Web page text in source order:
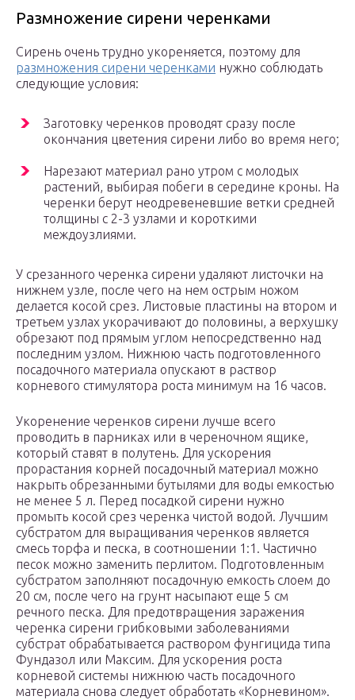
Размножение сирени черенками
Сирень очень трудно укореняется, поэтому для
размножения сирени черенками нужно соблюдать
следующие условия:
Заготовку черенков проводят сразу после
окончания цветения сирени либо во время него;
Нарезают материал рано утром с молодых
растений, выбирая побеги в середине кроны. На
черенки берут неодревеневшие ветки средней
толщины с 2-3 узлами и короткими
междоузлиями.
У срезанного черенка сирени удаляют листочки на
нижнем узле, после чего на нем острым ножом
делается косой срез. Листовые пластины на втором и
третьем узлах укорачивают до половины, а верхушку
обрезают под прямым углом непосредственно над
последним узлом. Нижнюю часть подготовленного
посадочного материала опускают в раствор
корневого стимулятора роста минимум на 16 часов.
Укоренение черенков сирени лучше всего
проводить в парниках или в череночном ящике,
который ставят в полутень. Для ускорения
прорастания корней посадочный материал можно
накрыть обрезанными бутылями для воды емкостью
не менее 5 л. Перед посадкой сирени нужно
промыть косой срез черенка чистой водой. Лучшим
субстратом для выращивания черенков является
смесь торфа и песка, в соотношении 1:1. Частично
песок можно заменить перлитом. Подготовленным
субстратом заполняют посадочную емкость слоем до
20 см, после чего на грунт насыпают еще 5 см
речного песка. Для предотвращения заражения
черенка сирени грибковыми заболеваниями
субстрат обрабатывается раствором фунгицида типа
Фундазол или Максим. Для ускорения роста
корневой системы нижнюю часть посадочного
материала снова следует обработать «Корневином».